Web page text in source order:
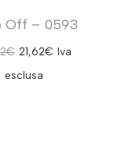
Off – 0593
€ 21,62€ Iva
esclusa